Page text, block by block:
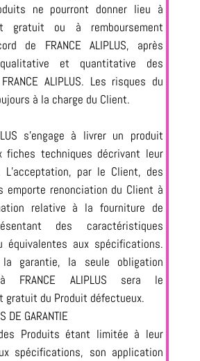
ne pourront donner lieu à
gratuit ou à remboursement
de FRANCE ALIPLUS, après
et quantitative des
ALIPLUS. Les risques du
à la charge du Client.
s’engage à livrer un produit
fiches techniques décrivant leur
L’acceptation, par le Client, des
emporte renonciation du Client à
relative à la fourniture de
des caractéristiques
équivalentes aux spécifications.
garantie, la seule obligation
FRANCE ALIPLUS sera le
gratuit du Produit défectueux.
DE GARANTIE
Produits étant limitée à leur
spécifications, son application